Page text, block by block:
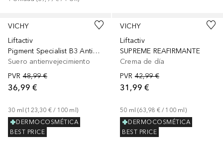
VICHY
Liftactiv
Pigment Specialist B3 Antimanchas
Suero antienvejecimiento
PVR 48,99 €
36,99 €
30 ml (123,30 € / 100 ml )
DERMOCOSMÉTICA
BEST PRICE
VICHY
Liftactiv
SUPREME REAFIRMANTE
Crema de día
PVR 42,99 €
31,99 €
50 ml (63,98 € / 100 ml )
DERMOCOSMÉTICA
BEST PRICE